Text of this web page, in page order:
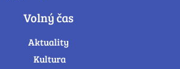
Volný čas
Aktuality
Kultura